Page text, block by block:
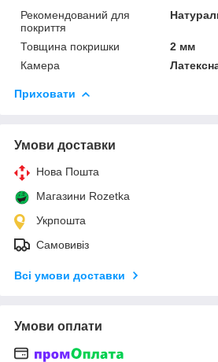
Рекомендований для
покриття
Товщина покришки
2 мм
Камера
Приховати
Умови доставки
Нова Пошта
Магазини Rozetka
Укрпошта
Самовивіз
Всі умови доставки
Умови оплати